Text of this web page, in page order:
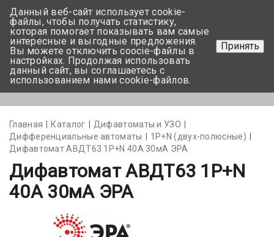
+375 17-350-99-56
+375 44-752-82-08
Задать вопрос
Главная Каталог
Дифавтоматы и УЗО
Дифференциальные автоматы
1Р+N (двух-полюсные)
Дифавтомат АВДТ63 1Р+N 40А 30мА ЭРА
Дифавтомат АВДТ63 1Р+N
40А 30мА ЭРА
Данный веб-сайт использует cookie-
файлы, чтобы получать статистику,
которая помогает показывать вам самые
интересные и выгодные предложения.
Вы можете отключить coocie-файлы в
настройках. Продолжая использовать
данный сайт, вы соглашаетесь с
использованием нами cookie-файлов.
Принять